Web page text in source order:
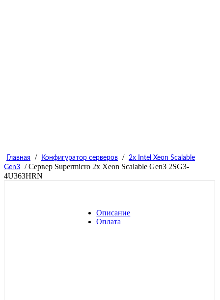
Главная / Конфигуратор серверов /
2x Intel Xeon Scalable
Gen3
/ Сервер Supermicro 2x Xeon Scalable Gen3 2SG3-
4U363HRN
Описание
Оплата